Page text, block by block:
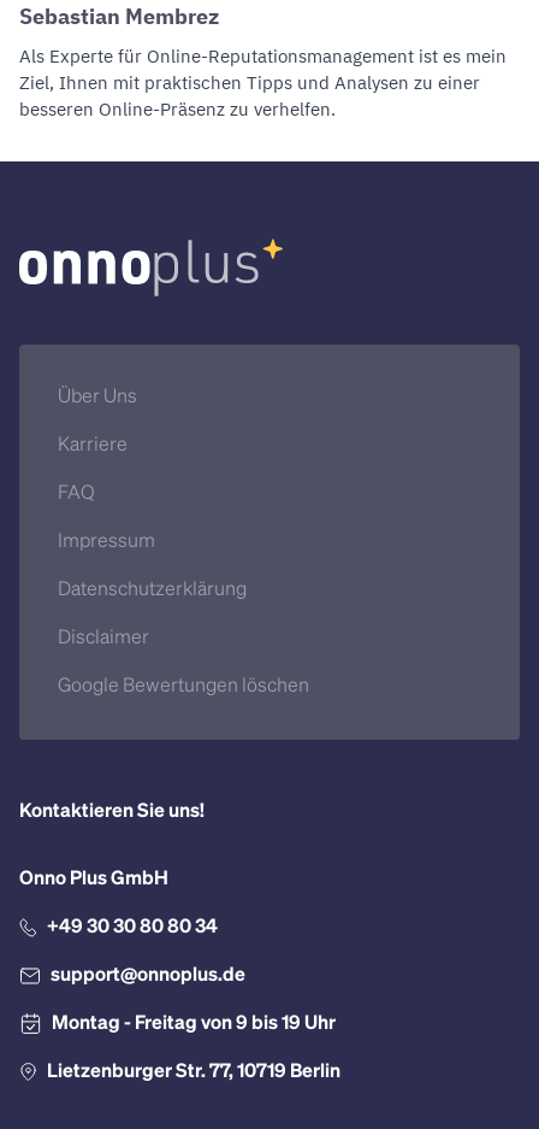
Sebastian Membrez
Als Experte für Online-Reputationsmanagement ist es mein
Ziel, Ihnen mit praktischen Tipps und Analysen zu einer
besseren Online-Präsenz zu verhelfen.
Kontaktieren Sie uns!
Onno Plus GmbH
+49 30 30 80 80 34
support@onnoplus.de
Montag - Freitag von 9 bis 19 Uhr
Lietzenburger Str. 77, 10719 Berlin
Über Uns
Karriere
FAQ
Impressum
Datenschutzerklärung
Disclaimer
Google Bewertungen löschen